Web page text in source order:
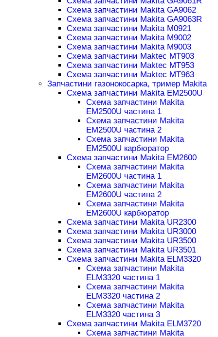
Схема запчастини Makita GA9062
Схема запчастини Makita GA9063R
Схема запчастини Makita M0921
Схема запчастини Makita M9002
Схема запчастини Makita M9003
Схема запчастини Maktec MT903
Схема запчастини Maktec MT953
Схема запчастини Maktec MT963
Запчастини газонокосарка, тример Makita
Схема запчастини Makita EM2500U
Схема запчастини Makita
EM2500U частина 1
Схема запчастини Makita
EM2500U частина 2
Схема запчастини Makita
EM2500U карбюратор
Схема запчастини Makita EM2600
Схема запчастини Makita
EM2600U частина 1
Схема запчастини Makita
EM2600U частина 2
Схема запчастини Makita
EM2600U карбюратор
Схема запчастини Makita UR2300
Схема запчастини Makita UR3000
Схема запчастини Makita UR3500
Схема запчастини Makita UR3501
Схема запчастини Makita ELM3320
Схема запчастини Makita
ELM3320 частина 1
Схема запчастини Makita
ELM3320 частина 2
Схема запчастини Makita
ELM3320 частина 3
Схема запчастини Makita ELM3720
Схема запчастини Makita